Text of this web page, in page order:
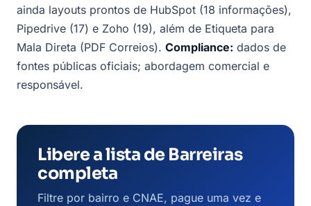
ainda layouts prontos de HubSpot (18 informações),
Pipedrive (17) e Zoho (19), além de Etiqueta para
Mala Direta (PDF Correios). Compliance: dados de
fontes públicas oficiais; abordagem comercial e
responsável.
Libere a lista de Barreiras
completa
Filtre por bairro e CNAE, pague uma vez e